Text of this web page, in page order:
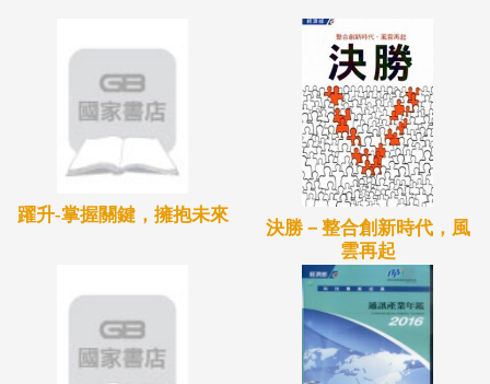
躍升-掌握關鍵，擁抱未來
決勝－整合創新時代，風
雲再起